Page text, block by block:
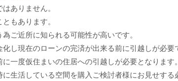
ありません。
もあります。
ご近所に知られる可能性が高いです。
し現在のローンの完済が出来る前に引越しが必要
一度仮住まいの住居への引越しが必要となります。
生活している空間を購入ご検討者様にお見せする